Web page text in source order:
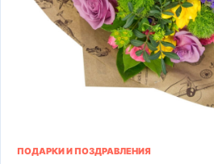
ПОДАРКИ И ПОЗДРАВЛЕНИЯ